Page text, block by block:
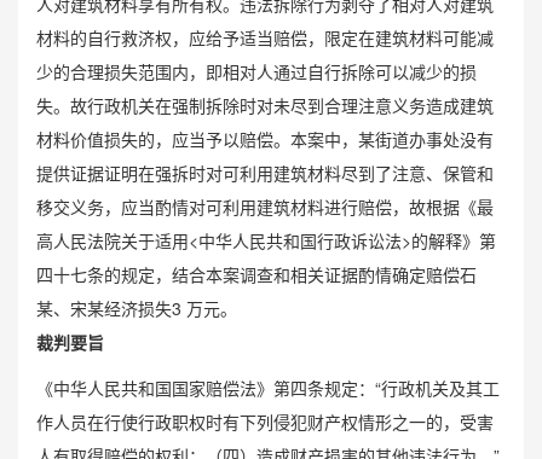
材料的自行救济权，应给予适当赔偿，限定在建筑材料可能减
少的合理损失范围内，即相对人通过自行拆除可以减少的损
失。故行政机关在强制拆除时对未尽到合理注意义务造成建筑
材料价值损失的，应当予以赔偿。本案中，某街道办事处没有
提供证据证明在强拆时对可利用建筑材料尽到了注意、保管和
移交义务，应当酌情对可利用建筑材料进行赔偿，故根据《最
高人民法院关于适用<中华人民共和国行政诉讼法>的解释》第
四十七条的规定，结合本案调查和相关证据酌情确定赔偿石
某、宋某经济损失3 万元。
裁判要旨
《中华人民共和国国家赔偿法》第四条规定：“行政机关及其工
作人员在行使行政职权时有下列侵犯财产权情形之一的，受害